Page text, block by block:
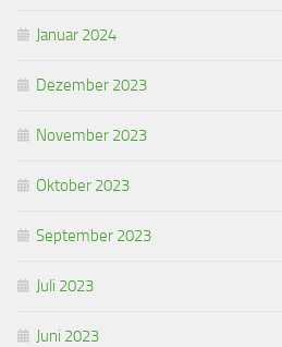
Januar 2024
Dezember 2023
November 2023
Oktober 2023
September 2023
Juli 2023
Juni 2023